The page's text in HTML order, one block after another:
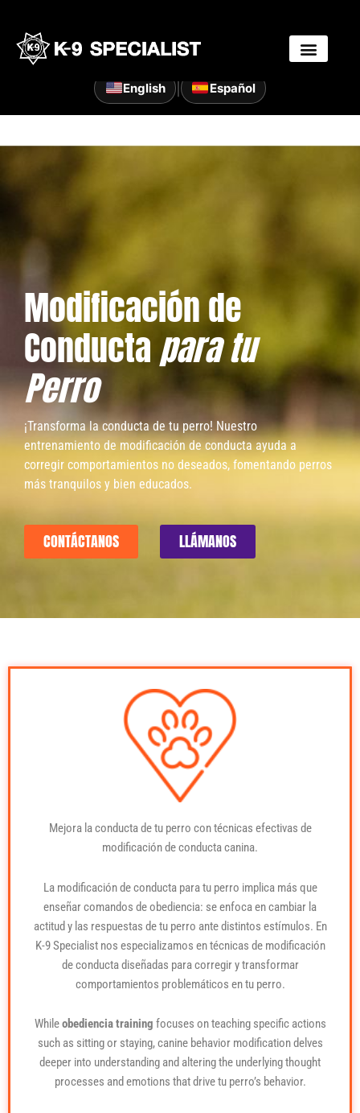
content
English Español
Modificación de
Conductapara tu
Perro
¡Transforma la conducta de tu perro! Nuestro
entrenamiento de modificación de conducta ayuda a
corregir comportamientos no deseados, fomentando perros
más tranquilos y bien educados.
CONTÁCTANOS LLÁMANOS
Mejora la conducta de tu perro con técnicas efectivas de
modificación de conducta canina.
La modificación de conducta para tu perro implica más que
enseñar comandos de obediencia: se enfoca en cambiar la
actitud y las respuestas de tu perro ante distintos estímulos. En
K-9 Specialist nos especializamos en técnicas de modificación
de conducta diseñadas para corregir y transformar
comportamientos problemáticos en tu perro.
Whileobediencia training focuses on teaching specific actions
such as sitting or staying, canine behavior modification delves
deeper into understanding and altering the underlying thought
processes and emotions that drive tu perro’s behavior.